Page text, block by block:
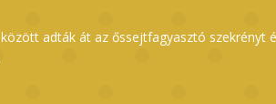
adták át az őssejtfagyasztó szekrényt